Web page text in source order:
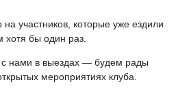
участников, которые уже ездили
хотя бы один раз.
нами в выездах — будем рады
мероприятиях клуба.